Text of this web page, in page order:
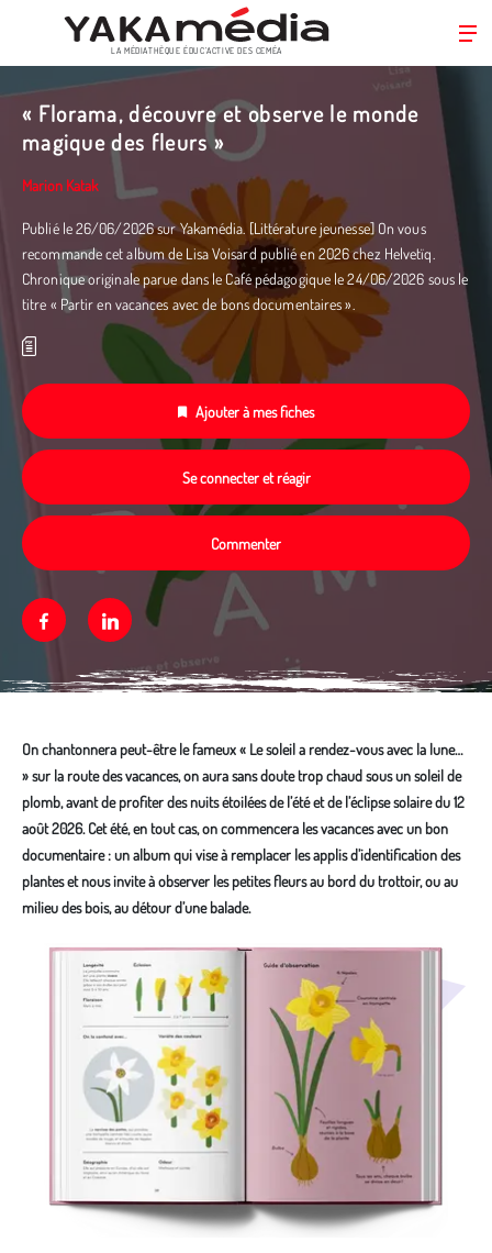
principal
LA MÉDIATHÈQUE ÉDUC’ACTIVE DES CEMÉA
« Florama, découvre et observe le monde
magique des fleurs »
Marion Katak
Publié le 26/06/2026 sur Yakamédia. [Littérature jeunesse] On vous
recommande cet album de Lisa Voisard publié en 2026 chez Helvetïq.
Chronique originale parue dans le Café pédagogique le 24/06/2026 sous le
titre « Partir en vacances avec de bons documentaires ».
Ajouter à mes fiches
Se connecter et réagir
Commenter
FacebookLinkedin
On chantonnera peut-être le fameux « Le soleil a rendez-vous avec la lune…
» sur la route des vacances, on aura sans doute trop chaud sous un soleil de
plomb, avant de profiter des nuits étoilées de l’été et de l’éclipse solaire du 12
août 2026. Cet été, en tout cas, on commencera les vacances avec un bon
documentaire : un album qui vise à remplacer les applis d’identification des
plantes et nous invite à observer les petites fleurs au bord du trottoir, ou au
milieu des bois, au détour d’une balade.
Média secondaire